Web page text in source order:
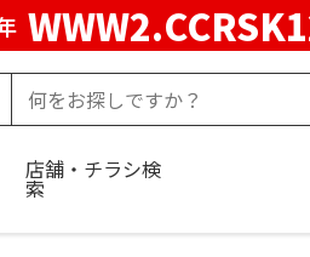
店舗・チラシ検
索